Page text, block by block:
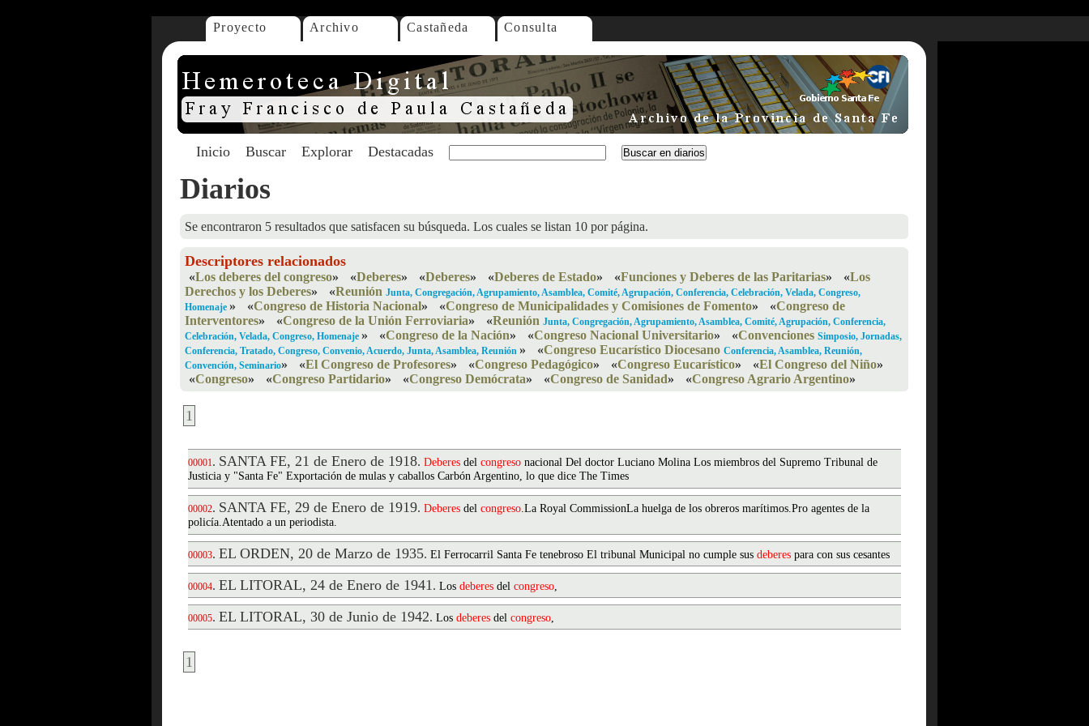
Proyecto Archivo Castañeda Consulta
Inicio Buscar Explorar Destacadas
Diarios
Se encontraron 5 resultados que satisfacen su búsqueda. Los cuales se listan 10 por página.
Descriptores relacionados
«Los deberes del congreso» «Deberes» «Deberes» «Deberes de Estado» «Funciones y Deberes de las Paritarias» «Los
Derechos y los Deberes» «Reunión Junta, Congregación, Agrupamiento, Asamblea, Comité, Agrupación, Conferencia, Celebración, Velada, Congreso,
Homenaje » «Congreso de Historia Nacional» «Congreso de Municipalidades y Comisiones de Fomento» «Congreso de
Interventores» «Congreso de la Unión Ferroviaria» «Reunión Junta, Congregación, Agrupamiento, Asamblea, Comité, Agrupación, Conferencia,
Celebración, Velada, Congreso, Homenaje » «Congreso de la Nación» «Congreso Nacional Universitario» «Convenciones Simposio, Jornadas,
Conferencia, Tratado, Congreso, Convenio, Acuerdo, Junta, Asamblea, Reunión » «Congreso Eucarístico Diocesano Conferencia, Asamblea, Reunión,
Convención, Seminario» «El Congreso de Profesores» «Congreso Pedagógico» «Congreso Eucarístico» «El Congreso del Niño»
«Congreso» «Congreso Partidario» «Congreso Demócrata» «Congreso de Sanidad» «Congreso Agrario Argentino»
1
00001. SANTA FE, 21 de Enero de 1918. Deberes del congreso nacional Del doctor Luciano Molina Los miembros del Supremo Tribunal de
Justicia y "Santa Fe" Exportación de mulas y caballos Carbón Argentino, lo que dice The Times
00002. SANTA FE, 29 de Enero de 1919. Deberes del congreso.La Royal CommissionLa huelga de los obreros marítimos.Pro agentes de la
policía.Atentado a un periodista.
00003. EL ORDEN, 20 de Marzo de 1935. El Ferrocarril Santa Fe tenebroso El tribunal Municipal no cumple sus deberes para con sus cesantes
00004. EL LITORAL, 24 de Enero de 1941. Los deberes del congreso,
00005. EL LITORAL, 30 de Junio de 1942. Los deberes del congreso,
1